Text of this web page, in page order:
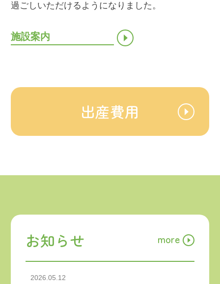
過ごしいただけるようになりました。
施設案内
出産費用
お知らせ more
2026.05.12